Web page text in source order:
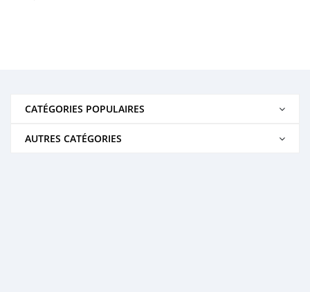
CATÉGORIES POPULAIRES
AUTRES CATÉGORIES